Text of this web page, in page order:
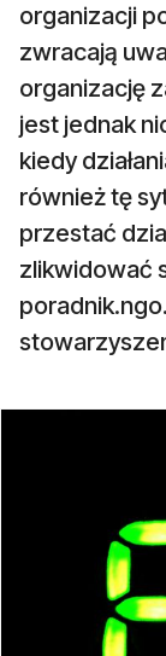
organizacji
zwracają
organizację
jest jednak
kiedy
również tę
przestać
zlikwidować